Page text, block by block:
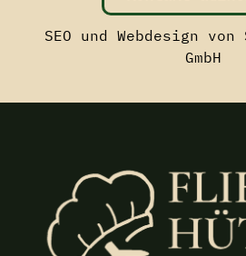
SEO und Webdesign von
GmbH